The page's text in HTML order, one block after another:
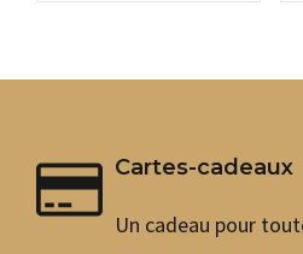
Cartes-cadeaux
Un cadeau pour